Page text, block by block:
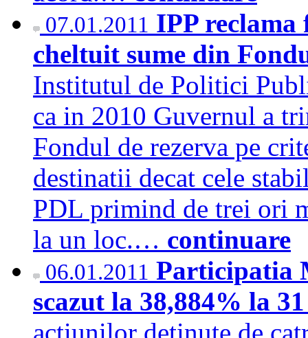
07.01.2011 IPP reclama
cheltuit sume din
Institutul de Politici
ca in 2010 Guvernul a
Fondul de rezerva pe
destinatii decat cele
PDL primind de trei ori
la un loc.… continuare
06.01.2011 Participatia
scazut la 38,884% la